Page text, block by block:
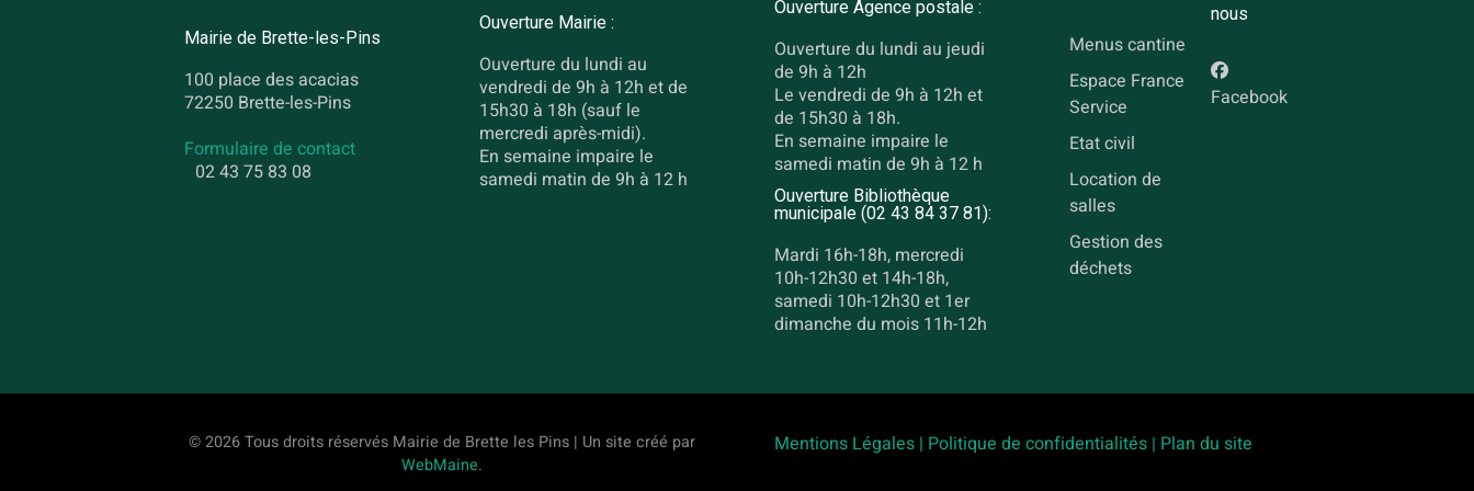
Mairie de Brette-les-Pins
100 place des acacias
72250 Brette-les-Pins
Formulaire de contact
02 43 75 83 08
Ouverture Mairie :
Ouverture du lundi au
vendredi de 9h à 12h et de
15h30 à 18h (sauf le
mercredi après-midi).
En semaine impaire le
samedi matin de 9h à 12 h
Ouverture Agence postale :
Ouverture du lundi au jeudi
de 9h à 12h
Le vendredi de 9h à 12h et
de 15h30 à 18h.
En semaine impaire le
samedi matin de 9h à 12 h
Ouverture Bibliothèque
municipale (02 43 84 37 81):
Mardi 16h-18h, mercredi
10h-12h30 et 14h-18h,
samedi 10h-12h30 et 1er
dimanche du mois 11h-12h
Menus cantine
Espace France
Service
Etat civil
Location de
salles
Gestion des
déchets
nous
Facebook
© 2026 Tous droits réservés Mairie de Brette les Pins | Un site créé par
WebMaine.
Mentions Légales | Politique de confidentialités | Plan du site